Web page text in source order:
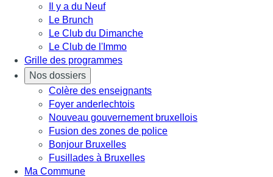
Il y a du Neuf
Le Brunch
Le Club du Dimanche
Le Club de l'Immo
Grille des programmes
Nos dossiers
Colère des enseignants
Foyer anderlechtois
Nouveau gouvernement bruxellois
Fusion des zones de police
Bonjour Bruxelles
Fusillades à Bruxelles
Ma Commune